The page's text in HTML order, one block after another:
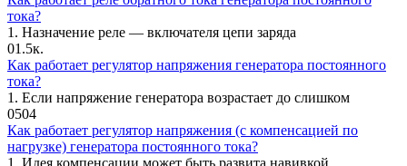
тока?
1. Назначение реле — включателя цепи заряда
01.5к.
Как работает регулятор напряжения генератора постоянного
тока?
1. Если напряжение генератора возрастает до слишком
0504
Как работает регулятор напряжения (с компенсацией по
нагрузке) генератора постоянного тока?